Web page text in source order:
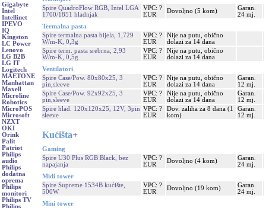
Gigabyte
Intel
Intellinet
IPEVO
IQ
Kingston
LC Power
Lenovo
LG B2B
LG IT
Logitech
MAETONE
Manhattan
Maxell
Microline
Robotics
MicroPOS
Microsoft
NZXT
OKI
Orink
Palit
Patriot
Philips
audio
Philips
dodatna
oprema
Philips
monitori
Philips TV
Philips
Spire QuadroFlow RGB, Intel LGA
1700/1851 hladnjak
VPC: ?
EUR
Dovoljno (5 kom)
Garan.
24 mj.
Termalna pasta
Spire termalna pasta bijela, 1,729
W/m-K, 0,3g
VPC: ?
EUR
Nije na putu, obično
dolazi za 14 dana
Spire term. pasta srebrna, 2,93
W/m-K, 0,5g
VPC: ?
EUR
Nije na putu, obično
dolazi za 14 dana
Ventilatori
Spire Case/Pow. 80x80x25, 3
pin,sleeve
VPC: ?
EUR
Nije na putu, obično
dolazi za 14 dana
Garan.
12 mj.
Spire Case/Pow. 92x92x25, 3
pin,sleeve
VPC: ?
EUR
Nije na putu, obično
dolazi za 14 dana
Garan.
12 mj.
Spire hlad. 120x120x25, 12V, 3pin
sleeve
VPC: ?
EUR
Dov. zaliha za 8 dana (1
kom)
Garan.
12 mj.
Kućišta+
Gaming
Spire U30 Plus RGB Black, bez
napajanja
VPC: ?
EUR
Dovoljno (4 kom)
Garan.
24 mj.
Midi tower
Spire Supreme 1534B kućište,
500W
VPC: ?
EUR
Dovoljno (19 kom)
Garan.
24 mj.
Mini tower